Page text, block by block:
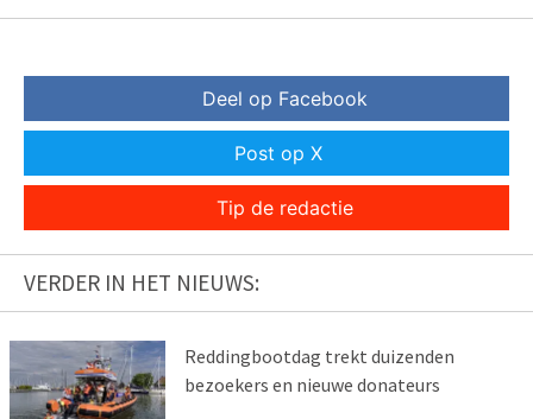
Deel op Facebook
Post op X
Tip de redactie
VERDER IN HET NIEUWS:
Reddingbootdag trekt duizenden
bezoekers en nieuwe donateurs